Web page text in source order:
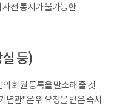
사전 통지가 불가능한
등)
회원 등록을 말소해 줄 것
념관"은 위 요청을 받은 즉시